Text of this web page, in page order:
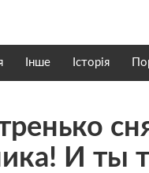
Інше Історія
И ты